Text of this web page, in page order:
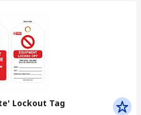
Lockout Tag